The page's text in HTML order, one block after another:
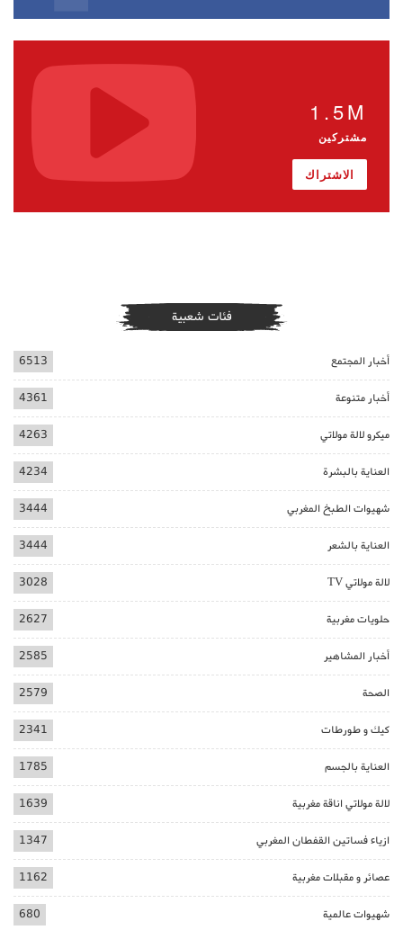
1.5M
مشتركين
الاشتراك
فئات شعبية
أخبار المجتمع 6513
أخبار متنوعة 4361
ميكرو لالة مولاتي 4263
العناية بالبشرة 4234
شهيوات الطبخ المغربي 3444
العناية بالشعر 3444
لالة مولاتي TV 3028
حلويات مغربية 2627
أخبار المشاهير 2585
الصحة 2579
كيك و طورطات 2341
العناية بالجسم 1785
لالة مولاتي اناقة مغربية 1639
ازياء فساتين القفطان المغربي 1347
عصائر و مقبلات مغربية 1162
شهيوات عالمية 680